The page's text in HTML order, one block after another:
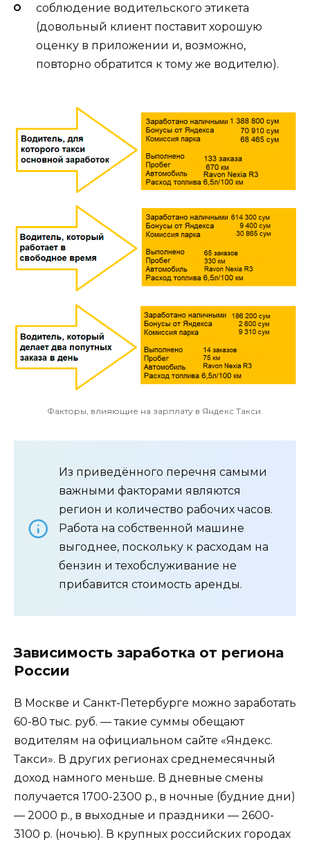
соблюдение водительского этикета
(довольный клиент поставит хорошую
оценку в приложении и, возможно,
повторно обратится к тому же водителю).
Факторы, влияющие на зарплату в Яндекс Такси.
Из приведённого перечня самыми
важными факторами являются
регион и количество рабочих часов.
Работа на собственной машине
выгоднее, поскольку к расходам на
бензин и техобслуживание не
прибавится стоимость аренды.
Зависимость заработка от региона
России
В Москве и Санкт-Петербурге можно заработать
60-80 тыс. руб. — такие суммы обещают
водителям на официальном сайте «Яндекс.
Такси». В других регионах среднемесячный
доход намного меньше. В дневные смены
получается 1700-2300 р., в ночные (будние дни)
— 2000 р., в выходные и праздники — 2600-
3100 р. (ночью). В крупных российских городах